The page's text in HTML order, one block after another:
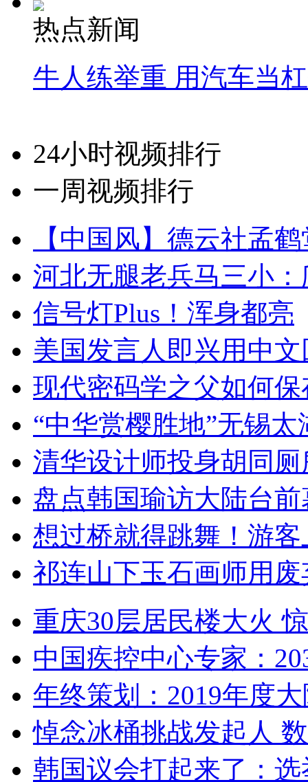
热点新闻
牛人练举重 用汽车当
24小时视频排行
一周视频排行
【中国风】德云社孟
河北无腿老兵马三小
信号灯Plus！浑身都亮
美国发言人即兴用中
现代密码学之父如何
“中华赏樱胜地”无锡
清华设计师投身胡同
盘点韩国瑜访大陆台
想过桥就得跳舞！游客
祁连山下玉石画师用
重庆30层居民楼大火
中国疾控中心专家：
年终策划：2019年度
悼念冰桶挑战发起人
韩国议会打起来了：